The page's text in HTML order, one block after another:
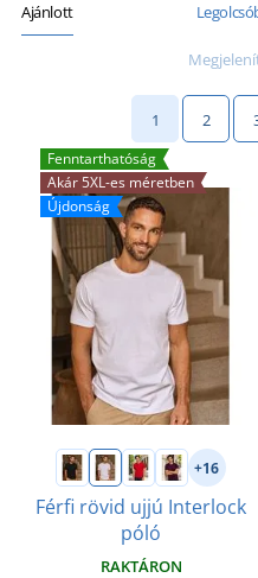
Ajánlott
1 2
Fenntarthatóság
Akár 5XL-es méretben
Újdonság
+16
Férfi rövid ujjú Interlock
póló
RAKTÁRON